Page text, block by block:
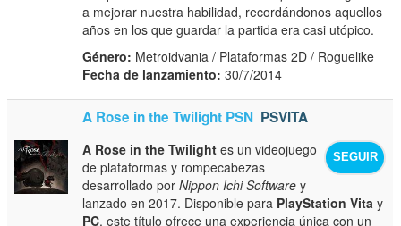
a mejorar nuestra habilidad, recordándonos aquellos
años en los que guardar la partida era casi utópico.
Género: Metroidvania / Plataformas 2D / Roguelike
Fecha de lanzamiento: 30/7/2014
A Rose in the Twilight PSN PSVITA
SEGUIR
A Rose in the Twilight es un videojuego
de plataformas y rompecabezas
desarrollado porNippon Ichi Software y
lanzado en 2017. Disponible para PlayStation Vita y
PC, este título ofrece una experiencia única con un